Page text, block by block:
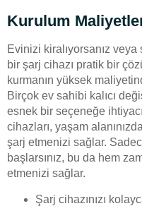
Kurulum
Evinizi kiralıyorsanız veya
bir şarj cihazı pratik bir
kurmanın yüksek
Birçok ev sahibi kalıcı
esnek bir seçeneğe
cihazları, yaşam
şarj etmenizi sağlar.
başlarsınız, bu da hem
etmenizi sağlar.
Şarj cihazınızı